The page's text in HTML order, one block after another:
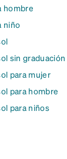
hombre
niño
sin graduación
para mujer
para hombre
para niños